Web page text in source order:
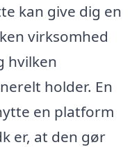
kan give dig en
virksomhed
hvilken
holder. En
en platform
er, at den gør